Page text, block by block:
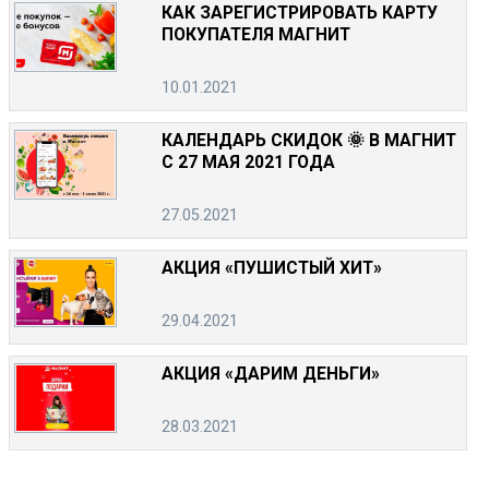
КАК ЗАРЕГИСТРИРОВАТЬ КАРТУ
ПОКУПАТЕЛЯ МАГНИТ
10.01.2021
КАЛЕНДАРЬ СКИДОК 🌞 В МАГНИТ
С 27 МАЯ 2021 ГОДА
27.05.2021
АКЦИЯ «ПУШИСТЫЙ ХИТ»
29.04.2021
АКЦИЯ «ДАРИМ ДЕНЬГИ»
28.03.2021